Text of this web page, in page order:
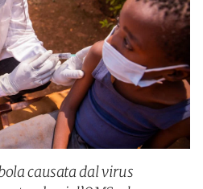
causata dal virus